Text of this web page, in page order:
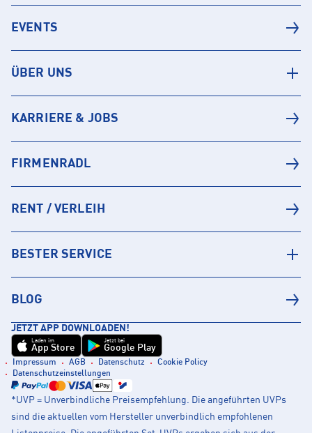
EVENTS
ÜBER UNS
KARRIERE & JOBS
FIRMENRADL
RENT / VERLEIH
BESTER SERVICE
BLOG
JETZT APP DOWNLOADEN!
Laden im
App Store
Jetzt bei
Google Play
Impressum AGB Datenschutz
Cookie Policy
Datenschutzeinstellungen
*UVP = Unverbindliche Preisempfehlung. Die angeführten UVPs
sind die aktuellen vom Hersteller unverbindlich empfohlenen